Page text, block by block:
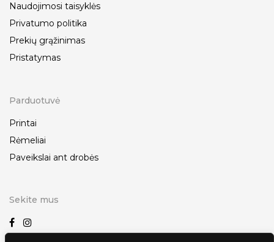
Naudojimosi taisyklės
Privatumo politika
Prekių grąžinimas
Pristatymas
Parduotuvė
Printai
Rėmeliai
Paveikslai ant drobės
Sekite mus